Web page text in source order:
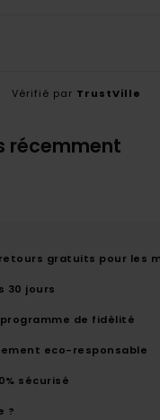
Vérifié par TrustVille
récemment
gratuits pour les
30 jours
programme de fidélité
eco-responsable
sécurisé
?